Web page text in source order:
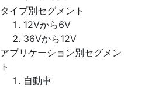
タイプ別セグメント
12Vから6V
36Vから12V
アプリケーション別セグメン
ト
自動車